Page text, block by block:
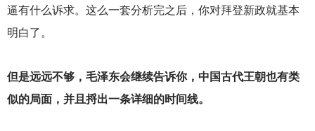
逼有什么诉求。这么一套分析完之后，你对拜登新政就基本
明白了。
但是远远不够，毛泽东会继续告诉你，中国古代王朝也有类
似的局面，并且捋出一条详细的时间线。